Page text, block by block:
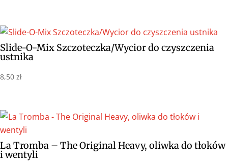
Slide-O-Mix Szczoteczka/Wycior do czyszczenia
ustnika
8,50 zł
La Tromba – The Original Heavy, oliwka do tłoków
i wentyli